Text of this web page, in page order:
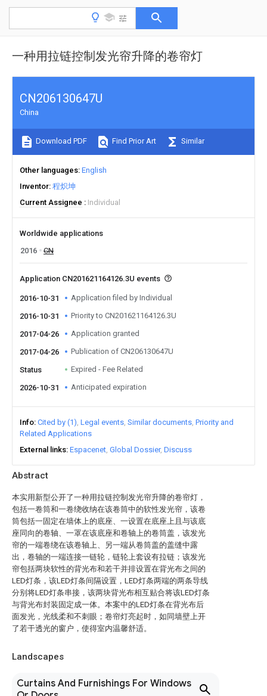
一种用拉链控制发光帘升降的卷帘灯
Abstract
本实用新型公开了一种用拉链控制发光帘升降的卷帘灯，
包括一卷筒和一卷绕收纳在该卷筒中的软性发光帘，该卷
筒包括一固定在墙体上的底座、一设置在底座上且与该底
座同向的卷轴、一罩在该底座和卷轴上的卷筒盖，该发光
帘的一端卷绕在该卷轴上、另一端从卷筒盖的盖缝中露
出，卷轴的一端连接一链轮，链轮上套设有拉链；该发光
帘包括两块软性的背光布和若干并排设置在背光布之间的
LED灯条，该LED灯条间隔设置，LED灯条两端的两条导线
分别将LED灯条串接，该两块背光布相互贴合将该LED灯条
与背光布封装固定成一体。本案中的LED灯条在背光布后
面发光，光线柔和不刺眼；卷帘灯亮起时，如同墙壁上开
了若干透光的窗户，使得室内温馨舒适。
Landscapes
Curtains And Furnishings For Windows
CN206130647U
China
Download PDF Find Prior Art Similar
Other languages English
Inventor 程炽坤
Current Assignee
Individual
Worldwide applications
2016
CN
Application CN201621164126.3U events
2016-10-31 Application filed by Individual
2016-10-31 Priority to CN201621164126.3U
2017-04-26 Application granted
2017-04-26 Publication of CN206130647U
Status Expired - Fee Related
2026-10-31 Anticipated expiration
Info Cited by (1) Legal events Similar documents Priority and
Related Applications
External links Espacenet Global Dossier Discuss